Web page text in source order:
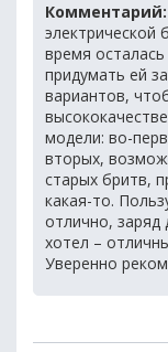
Комментарий:
электрической
время
придумать ей
вариантов,
модели: во-
вторых,
старых бритв,
какая-то.
отлично,
хотел –
Уверенно